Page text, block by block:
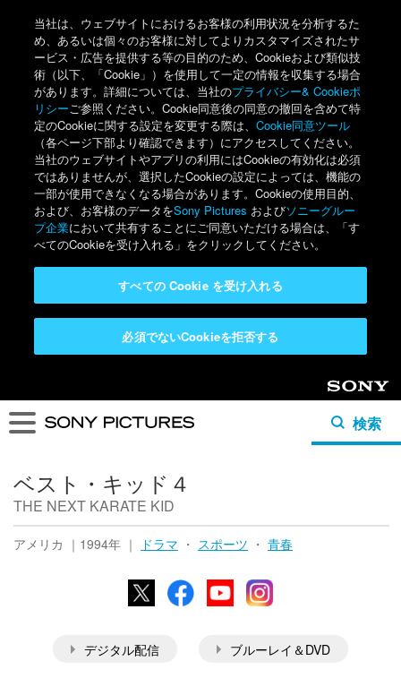
当社は、ウェブサイトにおけるお客様の利用状況を分析するた
め、あるいは個々のお客様に対してよりカスタマイズされたサ
ービス・広告を提供する等の目的のため、Cookieおよび類似技
術（以下、「Cookie」）を使用して一定の情報を収集する場合
があります。詳細については、当社のプライバシー& Cookieポ
リシーご参照ください。Cookie同意後の同意の撤回を含めて特
定のCookieに関する設定を変更する際は、Cookie同意ツール
（各ページ下部より確認できます）にアクセスしてください。
当社のウェブサイトやアプリの利用にはCookieの有効化は必須
ではありませんが、選択したCookieの設定によっては、機能の
一部が使用できなくなる場合があります。Cookieの使用目的、
および、お客様のデータをSony Pictures およびソニーグルー
プ企業において共有することにご同意いただける場合は、「す
べてのCookieを受け入れる」をクリックしてください。
必須でないCookieを拒否する
すべての Cookie を受け入れる
Sony
検索
ベスト・キッド４
THE NEXT KARATE KID
アメリカ ｜1994年 ｜ ドラマ ・ スポーツ ・ 青春
X FacebookYouTubeInstagram
デジタル配信 ブルーレイ＆DVD